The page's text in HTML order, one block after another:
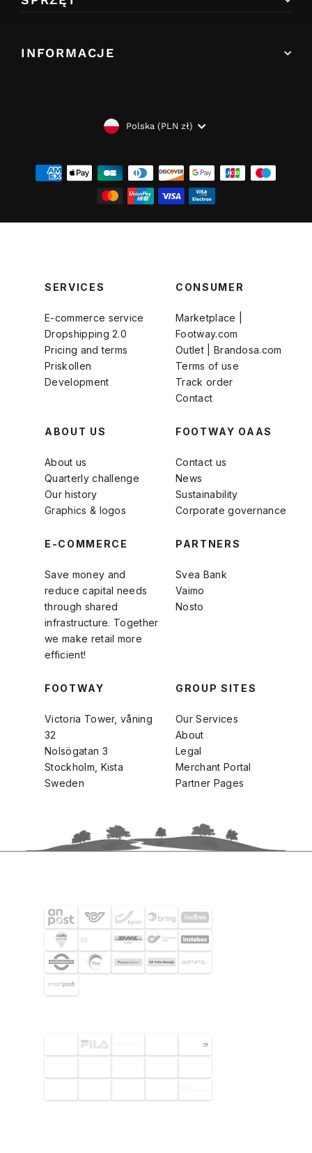
INFORMACJE
WALUTA
Polska (PLN zł)
SERVICES
E-commerce service
Dropshipping 2.0
Pricing and terms
Priskollen
Development
CONSUMER
Marketplace |
Footway.com
Outlet | Brandosa.com
Terms of use
Track order
Contact
ABOUT US
About us
Quarterly challenge
Our history
Graphics & logos
FOOTWAY OAAS
Contact us
News
Sustainability
Corporate governance
E-COMMERCE
Save money and
reduce capital needs
through shared
infrastructure. Together
we make retail more
efficient!
PARTNERS
Svea Bank
Vaimo
Nosto
FOOTWAY
Victoria Tower, våning
32
Nolsögatan 3
Stockholm, Kista
Sweden
GROUP SITES
Our Services
About
Legal
Merchant Portal
Partner Pages